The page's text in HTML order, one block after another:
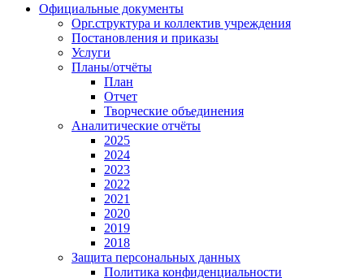
Официальные документы
Орг.структура и коллектив учреждения
Постановления и приказы
Услуги
Планы/отчёты
План
Отчет
Творческие объединения
Аналитические отчёты
2025
2024
2023
2022
2021
2020
2019
2018
Защита персональных данных
Политика конфиденциальности